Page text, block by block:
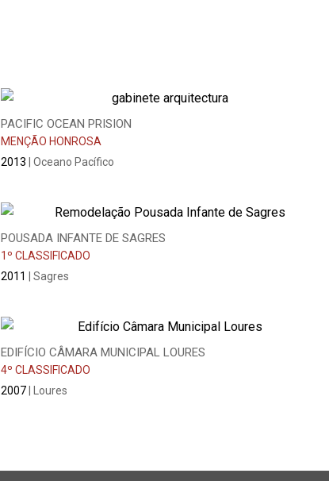
PACIFIC OCEAN PRISION
MENÇÃO HONROSA
2013 | Oceano Pacífico
POUSADA INFANTE DE SAGRES
1º CLASSIFICADO
2011 | Sagres
EDIFÍCIO CÂMARA MUNICIPAL LOURES
4º CLASSIFICADO
2007| Loures